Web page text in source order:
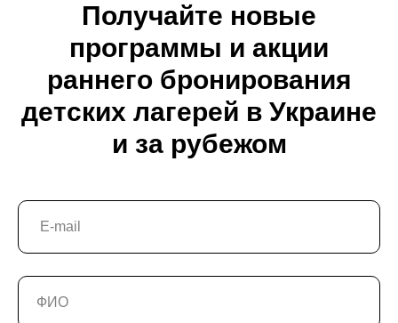
Получайте новые
программы и акции
раннего бронирования
детских лагерей в Украине
и за рубежом